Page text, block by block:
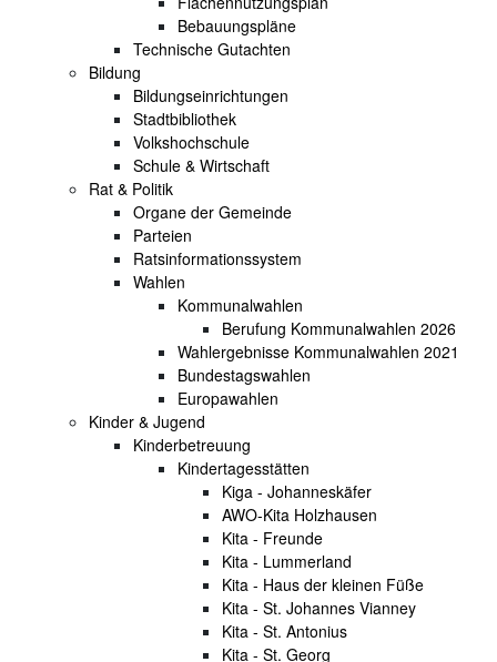
Bebauungspläne
Technische Gutachten
Bildung
Bildungseinrichtungen
Stadtbibliothek
Volkshochschule
Schule & Wirtschaft
Rat & Politik
Organe der Gemeinde
Parteien
Ratsinformationssystem
Wahlen
Kommunalwahlen
Berufung Kommunalwahlen 2026
Wahlergebnisse Kommunalwahlen 2021
Bundestagswahlen
Europawahlen
Kinder & Jugend
Kinderbetreuung
Kindertagesstätten
Kiga - Johanneskäfer
AWO-Kita Holzhausen
Kita - Freunde
Kita - Lummerland
Kita - Haus der kleinen Füße
Kita - St. Johannes Vianney
Kita - St. Antonius
Kita - St. Georg